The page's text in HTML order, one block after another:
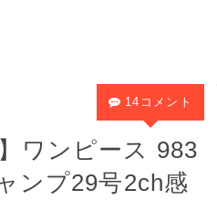
ワンピース 983
ンプ29号2ch感
14コメント